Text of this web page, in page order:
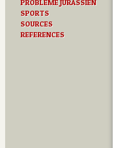
PROBLEME JURASSIEN
SPORTS
SOURCES
REFERENCES